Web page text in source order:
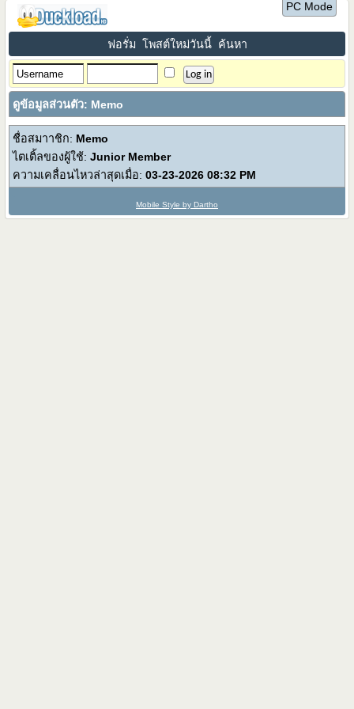
PC Mode
ฟอรั่ม โพสต์ใหม่วันนี้ ค้นหา
ดูข้อมูลส่วนตัว: Memo
ชื่อสมาาชิก: Memo
ไตเติ้ลของผู้ใช้:Junior Member
ความเคลื่อนไหวล่าสุดเมื่อ: 03-23-202608:32 PM
Mobile Style by Dartho